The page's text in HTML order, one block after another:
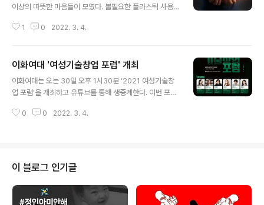
이상의 따뜻한 마음들이 모였다. 불필요한 플라스틱 사용
할 수 있는 환경보호 아이디어와 다짐들이 백일장 댓글에
12일까지 진행한다. 지구(제공=이미지투데이) 기후변화로
병든 지구 회복에 도움이 될 수 있는 글을 지으면 우수작을
선정해 아이폰13프로, 맥북에어, 애플워치7, 에어팟3 등
를 살리기 위한 개인의 소소한 실천 사례를 공유하고, 모두
1 0 2022. 3. 4.
이화여대 '여성기술창업 포럼' 개최
이화여대는 오는 30일 오후 1시30분 ‘2021 여성기술창
업 포럼’을 개최하고 유튜브를 통해 생중계한다. 이번 포럼
사례를 공유하고 실험실 창업을 준비하는 여성 인재들의
학기술인육성재단(WISET)이 공동 주관한다. 이공계열 여
성 예비창업자와 실험실 창업 여성기업 관계자들이 온라인
과 오프라인으로 참여할 예정이다. 우수 여성기술창업자로
는 코딩교육플랫폼 그레이스풀레인의 김예리 이사, 어린이
0 0 2022. 3. 4.
이 블로그 인기글